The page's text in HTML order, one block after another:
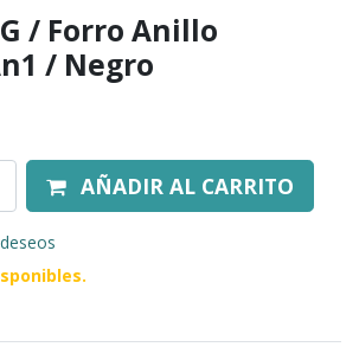
/ Forro Anillo
/ Negro
AÑADIR AL CARRITO